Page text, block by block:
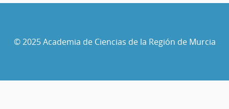
© 2025 Academia de Ciencias de la Región de Murcia